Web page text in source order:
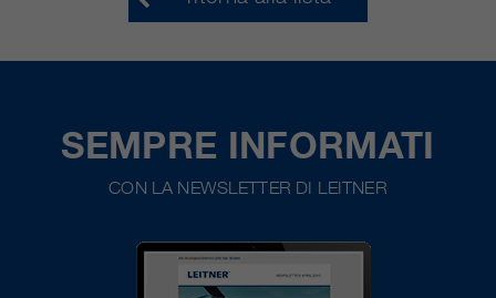
SEMPRE INFORMATI
CON LA NEWSLETTER DI LEITNER